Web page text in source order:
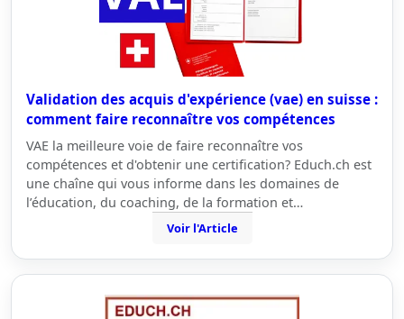
Validation des acquis d'expérience (vae) en suisse :
comment faire reconnaître vos compétences
VAE la meilleure voie de faire reconnaître vos
compétences et d'obtenir une certification? Educh.ch est
une chaîne qui vous informe dans les domaines de
l’éducation, du coaching, de la formation et…
Voir l'Article